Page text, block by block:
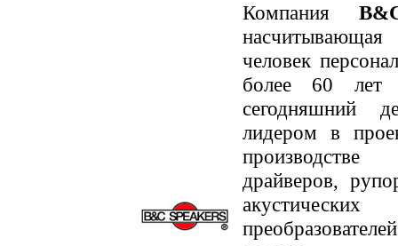
Компания
человек
более 60 лет
сегодняшний
лидером в
драйверов,
акустических